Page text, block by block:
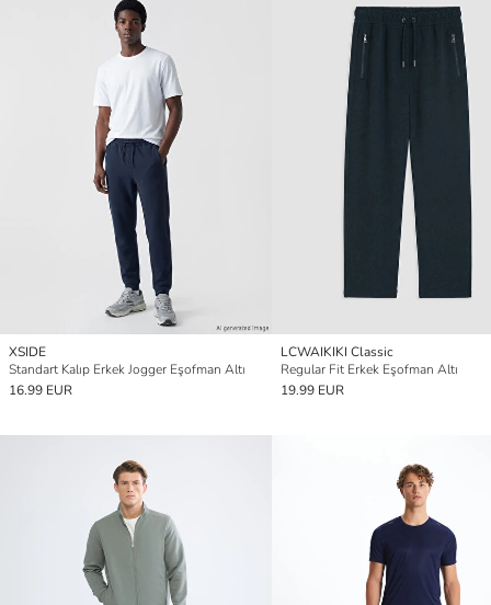
XSIDE
Standart Kalıp Erkek Jogger Eşofman Altı
16.99 EUR
LCWAIKIKI Classic
Regular Fit Erkek Eşofman Altı
19.99 EUR